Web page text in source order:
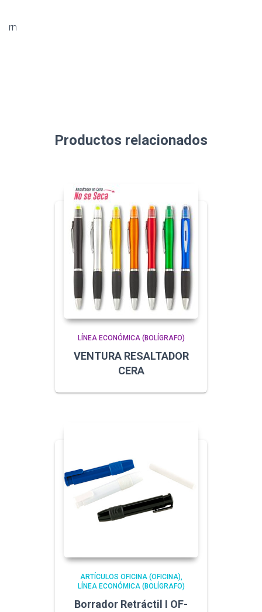
rn
Productos relacionados
LÍNEA ECONÓMICA (BOLÍGRAFO)
VENTURA RESALTADOR
CERA
ARTÍCULOS OFICINA (OFICINA)
LÍNEA ECONÓMICA (BOLÍGRAFO)
Borrador Retráctil I OF-